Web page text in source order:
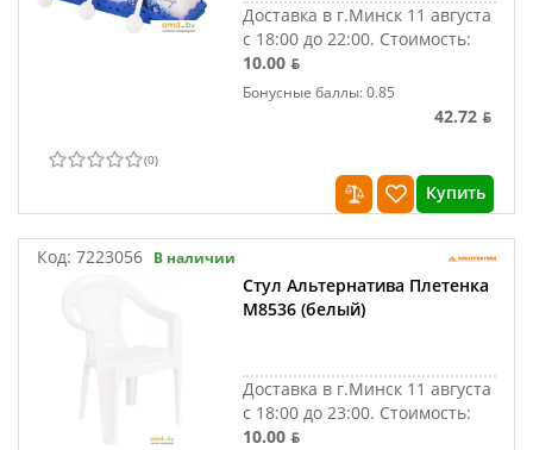
Доставка в г.Минск 11 августа
с 18:00 до 22:00. Стоимость:
10.00 ƃ
Бонусные баллы: 0.85
42.72 ƃ
(0)
Купить
Код: 7223056 В наличии
Стул Альтернатива Плетенка
М8536 (белый)
Доставка в г.Минск 11 августа
с 18:00 до 23:00. Стоимость:
10.00 ƃ